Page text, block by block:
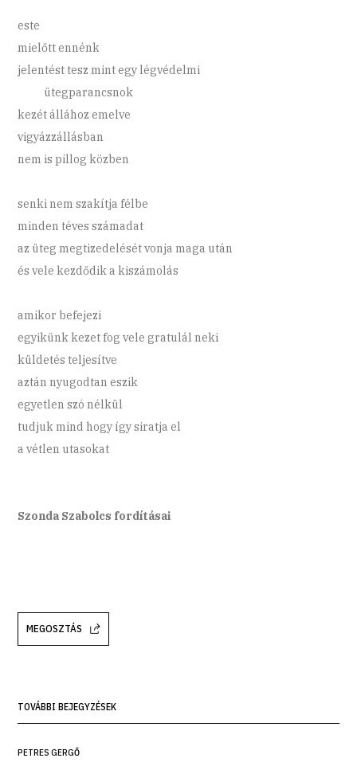
este
mielőtt ennénk
jelentést tesz mint egy légvédelmi
ütegparancsnok
kezét állához emelve
vigyázzállásban
nem is pillog közben
senki nem szakítja félbe
minden téves számadat
az üteg megtizedelését vonja maga után
és vele kezdődik a kiszámolás
amikor befejezi
egyikünk kezet fog vele gratulál neki
küldetés teljesítve
aztán nyugodtan eszik
egyetlen szó nélkül
tudjuk mind hogy így siratja el
a vétlen utasokat
Szonda Szabolcs fordításai
MEGOSZTÁS
TOVÁBBI BEJEGYZÉSEK
PETRES GERGŐ